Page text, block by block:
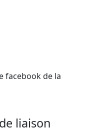
facebook de la
liaison